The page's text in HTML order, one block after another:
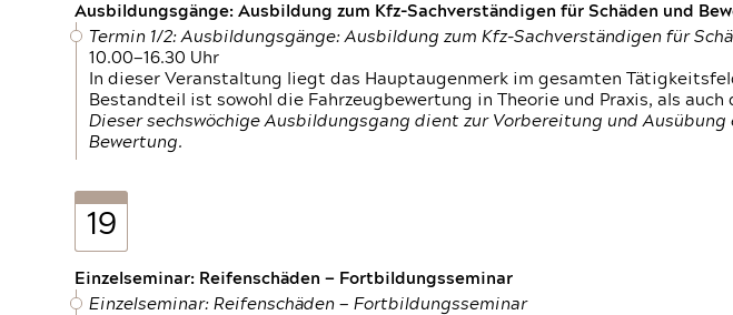
Ausbildungsgänge: Ausbildung zum Kfz-Sachverständigen für Schäden und
Termin 1/2: Ausbildungsgänge: Ausbildung zum Kfz-Sachverständigen für
10.00—16.30 Uhr
In dieser Veranstaltung liegt das Hauptaugenmerk im gesamten
Bestandteil ist sowohl die Fahrzeugbewertung in Theorie und Praxis, als
Dieser sechswöchige Ausbildungsgang dient zur Vorbereitung und
Bewertung.
19
Einzelseminar: Reifenschäden — Fortbildungsseminar
Einzelseminar: Reifenschäden — Fortbildungsseminar